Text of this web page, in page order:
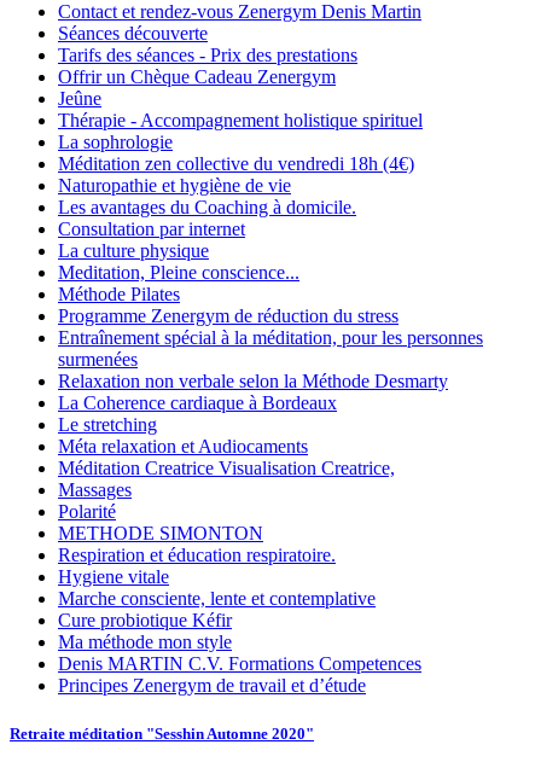
Contact et rendez-vous Zenergym Denis Martin
Séances découverte
Tarifs des séances - Prix des prestations
Offrir un Chèque Cadeau Zenergym
Jeûne
Thérapie - Accompagnement holistique spirituel
La sophrologie
Méditation zen collective du vendredi 18h (4€)
Naturopathie et hygiène de vie
Les avantages du Coaching à domicile.
Consultation par internet
La culture physique
Meditation, Pleine conscience...
Méthode Pilates
Programme Zenergym de réduction du stress
Entraînement spécial à la méditation, pour les personnes
surmenées
Relaxation non verbale selon la Méthode Desmarty
La Coherence cardiaque à Bordeaux
Le stretching
Méta relaxation et Audiocaments
Méditation Creatrice Visualisation Creatrice,
Massages
Polarité
METHODE SIMONTON
Respiration et éducation respiratoire.
Hygiene vitale
Marche consciente, lente et contemplative
Cure probiotique Kéfir
Ma méthode mon style
Denis MARTIN C.V. Formations Competences
Principes Zenergym de travail et d’étude
Retraite méditation "Sesshin Automne 2020"